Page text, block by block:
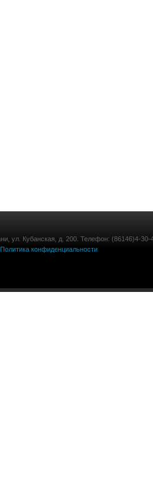
ул. Кубанская, д. 200. Телефон: (86146)4-30-
Политика конфиденциальности